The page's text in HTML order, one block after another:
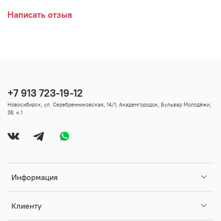
Написать отзыв
Информация
Клиенту
+7 913 723-19-12
Новосибирск, ул. Серебренниковская, 14/1; Академгородок, Бульвар Молодёжи,
38. к.1